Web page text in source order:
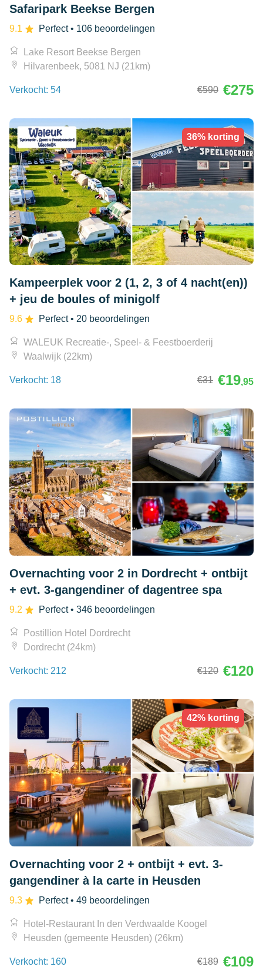
Safaripark Beekse Bergen
9.1 Perfect• 106 beoordelingen
Lake Resort Beekse Bergen
Hilvarenbeek, 5081 NJ (21km)
Verkocht: 54 €590 €275
36% korting
Kampeerplek voor 2 (1, 2, 3 of 4 nacht(en))
+ jeu de boules of minigolf
9.6 Perfect• 20 beoordelingen
WALEUK Recreatie-, Speel- & Feestboerderij
Waalwijk (22km)
Verkocht: 18 €31 €19,95
Overnachting voor 2 in Dordrecht + ontbijt
+ evt. 3-gangendiner of dagentree spa
9.2 Perfect• 346 beoordelingen
Postillion Hotel Dordrecht
Dordrecht (24km)
Verkocht: 212 €120 €120
42% korting
Overnachting voor 2 + ontbijt + evt. 3-
gangendiner à la carte in Heusden
9.3 Perfect• 49 beoordelingen
Hotel-Restaurant In den Verdwaalde Koogel
Heusden (gemeente Heusden) (26km)
Verkocht: 160 €189 €109